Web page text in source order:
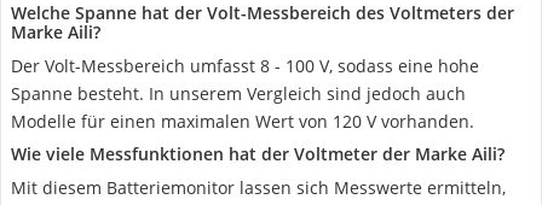
Welche Spanne hat der Volt-Messbereich des Voltmeters der
Marke Aili?
Der Volt-Messbereich umfasst 8 - 100 V, sodass eine hohe
Spanne besteht. In unserem Vergleich sind jedoch auch
Modelle für einen maximalen Wert von 120 V vorhanden.
Wie viele Messfunktionen hat der Voltmeter der Marke Aili?
Mit diesem Batteriemonitor lassen sich Messwerte ermitteln,